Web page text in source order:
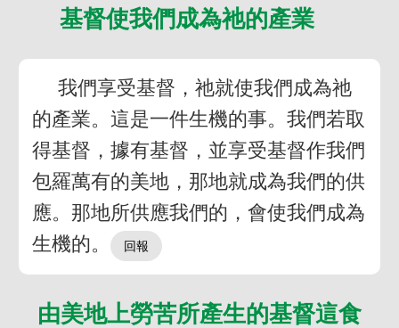
基督使我們成為祂的產業
我們享受基督，祂就使我們成為祂
的產業。這是一件生機的事。我們若取
得基督，據有基督，並享受基督作我們
包羅萬有的美地，那地就成為我們的供
應。那地所供應我們的，會使我們成為
生機的。
由美地上勞苦所產生的基督這食